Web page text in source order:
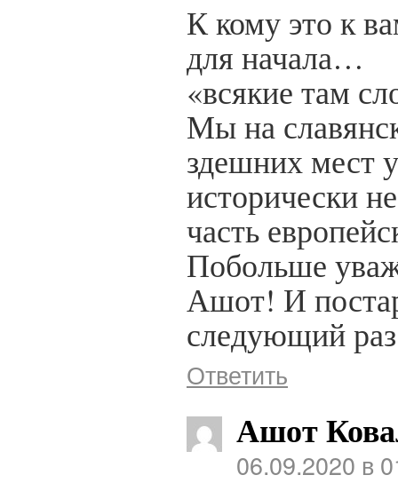
К кому это к
для начала…
«всякие там
Мы на
здешних мест
исторически
часть
Побольше
Ашот! И
следующий
Ответить
Ашот
06.09.2020 в